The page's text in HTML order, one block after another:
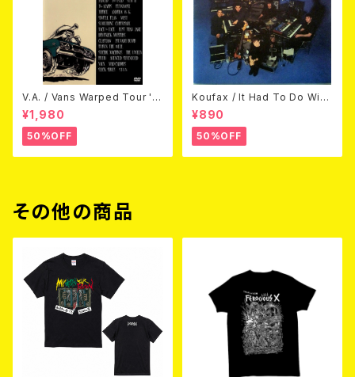
V.A. / Vans Warped Tour '0
3 (DVD)
¥1,980
50%OFF
Koufax / It Had To Do With
Love (CD)
¥890
50%OFF
その他の商品